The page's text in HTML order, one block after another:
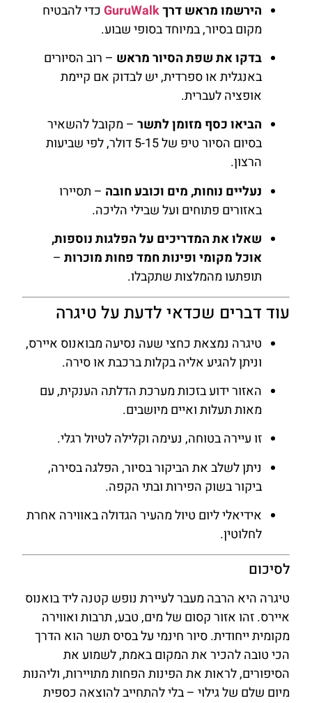
הירשמו מראש דרךGuruWalkכדי להבטיח
מקום בסיור, במיוחד בסופי שבוע.
בדקו את שפת הסיור מראש – רוב הסיורים
באנגלית או ספרדית, יש לבדוק אם קיימת
אופציה לעברית.
הביאו כסף מזומן לתשר – מקובל להשאיר
בסיום הסיור טיפ של 5-15 דולר, לפי שביעות
הרצון.
נעליים נוחות, מים וכובע חובה – תסיירו
באזורים פתוחים ועל שבילי הליכה.
שאלו את המדריכים על הפלגות נוספות,
אוכל מקומי ופינות חמד פחות מוכרות –
תופתעו מהמלצות שתקבלו.
עוד דברים שכדאי לדעת על טיגרה
טיגרה נמצאת כחצי שעה נסיעה מבואנוס איירס,
וניתן להגיע אליה בקלות ברכבת או סירה.
האזור ידוע בזכות מערכת הדלתה הענקית, עם
מאות תעלות ואיים מיושבים.
זו עיירה בטוחה, נעימה וקלילה לטיול רגלי.
ניתן לשלב את הביקור בסיור, הפלגה בסירה,
ביקור בשוק הפירות ובתי הקפה.
אידיאלי ליום טיול מהעיר הגדולה באווירה אחרת
לחלוטין.
לסיכום
טיגרה היא הרבה מעבר לעיירת נופש קטנה ליד בואנוס
איירס. זהו אזור קסום של מים, טבע, תרבות ואווירה
מקומית ייחודית. סיור חינמי על בסיס תשר הוא הדרך
הכי טובה להכיר את המקום באמת, לשמוע את
הסיפורים, לראות את הפינות הפחות מתויירות, וליהנות
מיום שלם של גילוי – בלי להתחייב להוצאה כספית